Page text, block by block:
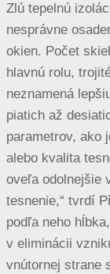
Zlú tepelnú
nesprávne
okien. Počet
hlavnú rolu,
neznamená
piatich až
parametrov, ako
alebo kvalita
oveľa odolnejšie
tesnenie,“ tvrdí
podľa neho
v eliminácii
vnútornej strane